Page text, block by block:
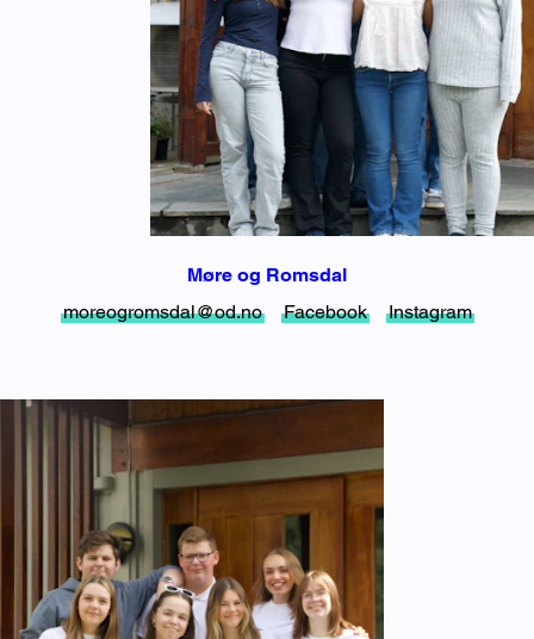
Møre og Romsdal
moreogromsdal@od.no
Facebook Instagram